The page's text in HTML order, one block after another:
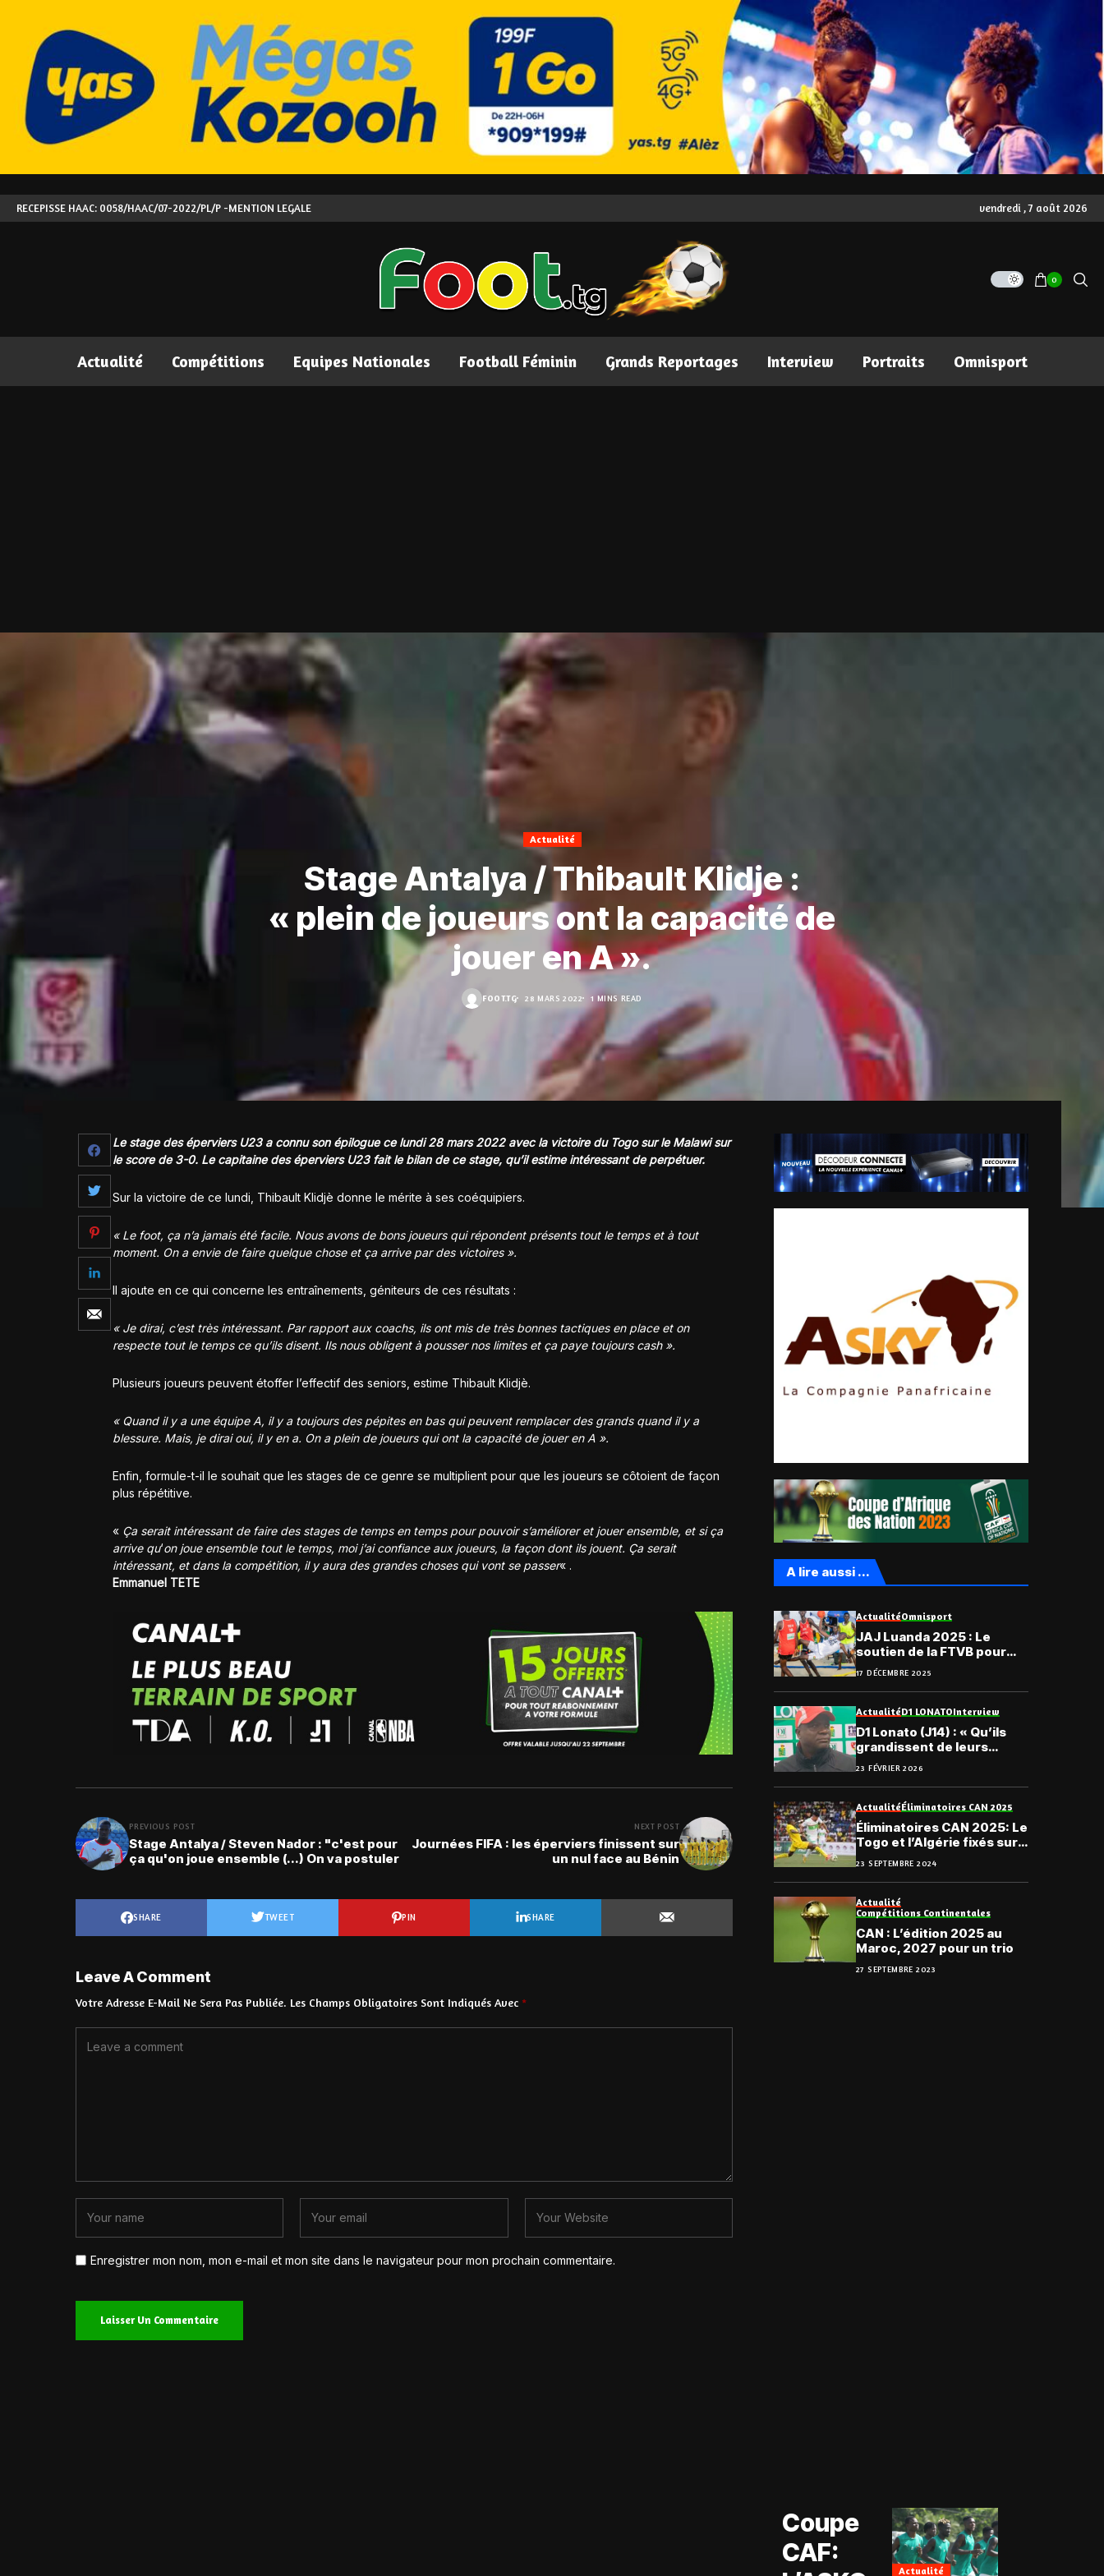
RECEPISSE HAAC: 0058/HAAC/07-2022/PL/P -MENTION LEGALE vendredi , 7 août 2026
0
Actualité Compétitions Equipes Nationales Football Féminin Grands Reportages Interview Portraits Omnisport
Actualité
Stage Antalya / Thibault Klidje :
« plein de joueurs ont la capacité de
jouer en A ».
FOOT.TG 28 MARS 2022 1 MINS READ
Le stage des éperviers U23 a connu son épilogue ce lundi 28 mars 2022 avec la victoire du Togo sur le Malawi sur
le score de 3-0. Le capitaine des éperviers U23 fait le bilan de ce stage, qu’il estime intéressant de perpétuer.
Sur la victoire de ce lundi, Thibault Klidjè donne le mérite à ses coéquipiers.
« Le foot, ça n’a jamais été facile. Nous avons de bons joueurs qui répondent présents tout le temps et à tout
moment. On a envie de faire quelque chose et ça arrive par des victoires ».
Il ajoute en ce qui concerne les entraînements, géniteurs de ces résultats :
« Je dirai, c’est très intéressant. Par rapport aux coachs, ils ont mis de très bonnes tactiques en place et on
respecte tout le temps ce qu’ils disent. Ils nous obligent à pousser nos limites et ça paye toujours cash ».
Plusieurs joueurs peuvent étoffer l’effectif des seniors, estime Thibault Klidjè.
« Quand il y a une équipe A, il y a toujours des pépites en bas qui peuvent remplacer des grands quand il y a
blessure. Mais, je dirai oui, il y en a. On a plein de joueurs qui ont la capacité de jouer en A ».
Enfin, formule-t-il le souhait que les stages de ce genre se multiplient pour que les joueurs se côtoient de façon
plus répétitive.
« Ça serait intéressant de faire des stages de temps en temps pour pouvoir s’améliorer et jouer ensemble, et si ça
arrive qu‘on joue ensemble tout le temps, moi j’ai confiance aux joueurs, la façon dont ils jouent. Ça serait
intéressant, et dans la compétition, il y aura des grandes choses qui vont se passer« .
Emmanuel TETE
PREVIOUS POST
Stage Antalya / Steven Nador : "c'est pour
ça qu'on joue ensemble (...) On va postuler
NEXT POST
Journées FIFA : les éperviers finissent sur
un nul face au Bénin
SHARE TWEET PIN SHARE
Leave A Comment
Votre Adresse E-Mail Ne Sera Pas Publiée. Les Champs Obligatoires Sont Indiqués Avec *
Enregistrer mon nom, mon e-mail et mon site dans le navigateur pour mon prochain commentaire.
A lire aussi ...
ActualitéOmnisport
JAJ Luanda 2025 : Le
soutien de la FTVB pour
l’assaut de l’or et du
bronze, au beach handball
17 DÉCEMBRE 2025
ActualitéD1 LONATOInterview
D1 Lonato (J14) : « Qu’ils
grandissent de leurs
erreurs. Sinon… « , Abalo
Dosseh
23 FÉVRIER 2026
ActualitéÉliminatoires CAN 2025
Éliminatoires CAN 2025: Le
Togo et l’Algérie fixés sur
leurs rendez-vous
23 SEPTEMBRE 2024
Actualité
Compétitions Continentales
CAN : L’édition 2025 au
Maroc, 2027 pour un trio
27 SEPTEMBRE 2023
Coupe
CAF:
Actualité